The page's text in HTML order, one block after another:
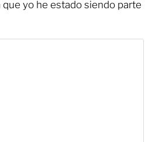
yo he estado siendo parte